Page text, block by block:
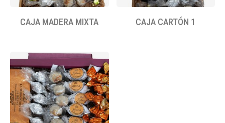
CAJA MADERA MIXTA CAJA CARTÓN 1